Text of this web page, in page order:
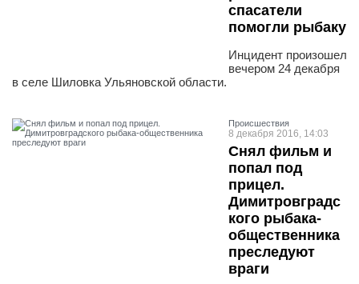
спасатели
помогли рыбаку
Инцидент произошел
вечером 24 декабря
в селе Шиловка Ульяновской области.
Проиcшествия
8 декабря 2016, 14:03
Снял фильм и
попал под
прицел.
Димитровградс
кого рыбака-
общественника
преследуют
враги